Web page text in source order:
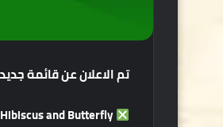
تمالاعلانعنقائمة
Coffee Talk Episode 2: Hibiscus and Butterfly